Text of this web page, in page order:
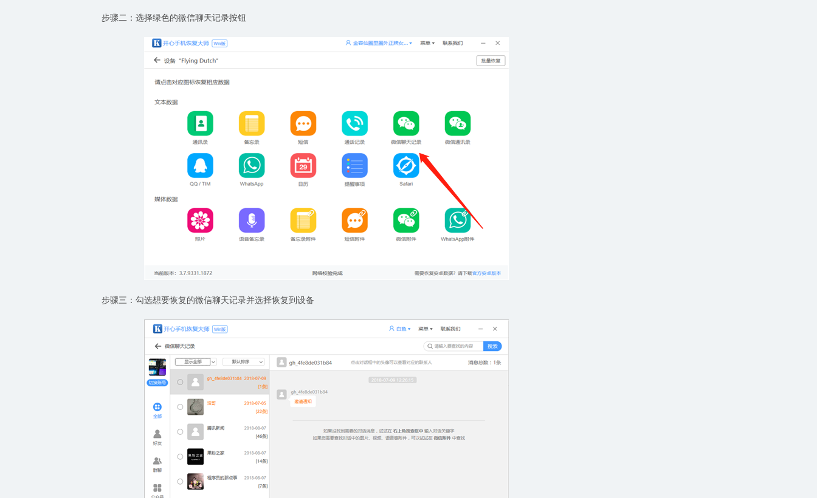
步骤二：选择绿色的微信聊天记录按钮
步骤三：勾选想要恢复的微信聊天记录并选择恢复到设备